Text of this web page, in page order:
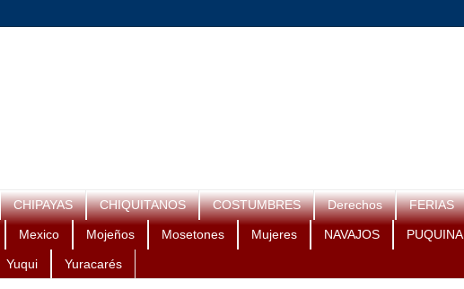
CHIPAYAS CHIQUITANOS COSTUMBRES Derechos FERIAS
Mexico Mojeños Mosetones Mujeres NAVAJOS PUQUINA
Yuqui Yuracarés